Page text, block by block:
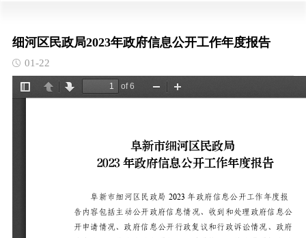
细河区民政局2023年政府信息公开工作年度报告
01-22